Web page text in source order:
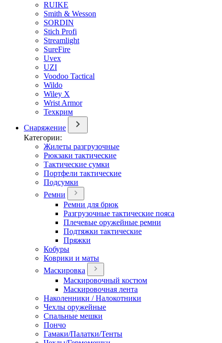
RUIKE
Smith & Wesson
SORDIN
Stich Profi
Streamlight
SureFire
Uvex
UZI
Voodoo Tactical
Wildo
Wiley X
Wrist Armor
Техкрим
Снаряжение
Категории:
Жилеты разгрузочные
Рюкзаки тактические
Тактические сумки
Портфели тактические
Подсумки
Ремни
Ремни для брюк
Разгрузочные тактические пояса
Плечевые оружейные ремни
Подтяжки тактические
Пряжки
Кобуры
Коврики и маты
Маскировка
Маскировочный костюм
Маскировочная лента
Наколенники / Налокотники
Чехлы оружейные
Спальные мешки
Пончо
Гамаки/Палатки/Тенты